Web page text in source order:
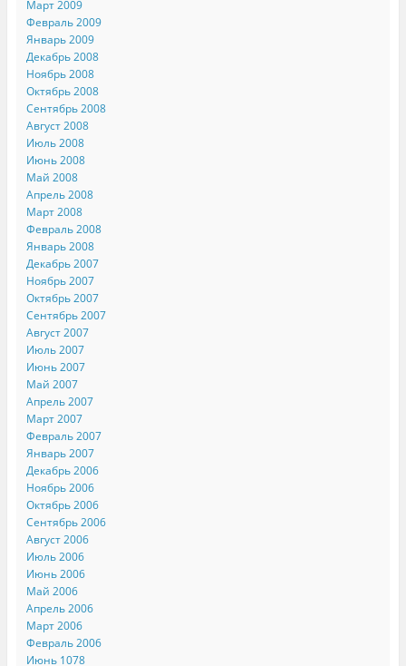
Март 2009
Февраль 2009
Январь 2009
Декабрь 2008
Ноябрь 2008
Октябрь 2008
Сентябрь 2008
Август 2008
Июль 2008
Июнь 2008
Май 2008
Апрель 2008
Март 2008
Февраль 2008
Январь 2008
Декабрь 2007
Ноябрь 2007
Октябрь 2007
Сентябрь 2007
Август 2007
Июль 2007
Июнь 2007
Май 2007
Апрель 2007
Март 2007
Февраль 2007
Январь 2007
Декабрь 2006
Ноябрь 2006
Октябрь 2006
Сентябрь 2006
Август 2006
Июль 2006
Июнь 2006
Май 2006
Апрель 2006
Март 2006
Февраль 2006
Июнь 1078